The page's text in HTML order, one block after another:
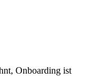
Onboarding ist